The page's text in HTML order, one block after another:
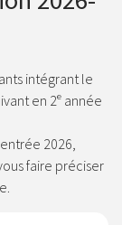
intégrant le
en 2ᵉ année
2026,
faire préciser